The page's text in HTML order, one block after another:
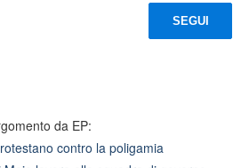
SEGUI
da EP:
contro la poligamia